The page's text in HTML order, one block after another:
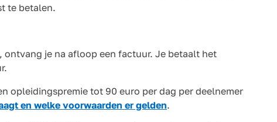
te betalen.
je na afloop een factuur. Je betaalt het
opleidingspremie tot 90 euro per dag per deelnemer
en welke voorwaarden er gelden.